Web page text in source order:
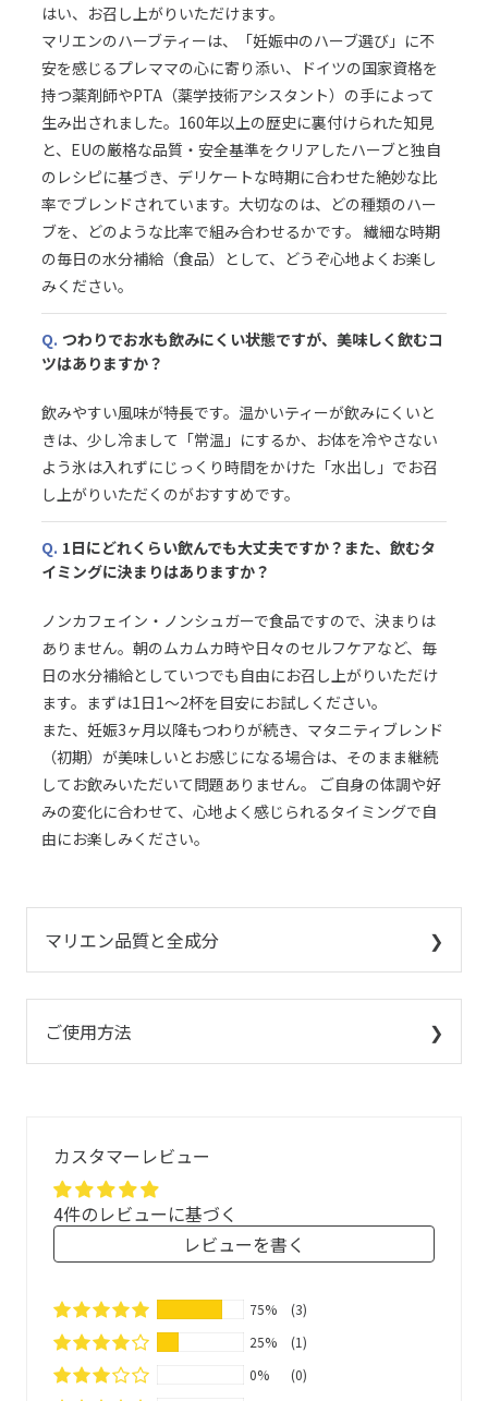
はい、お召し上がりいただけます。
マリエンのハーブティーは、「妊娠中のハーブ選び」に不
安を感じるプレママの心に寄り添い、ドイツの国家資格を
持つ薬剤師やPTA（薬学技術アシスタント）の手によって
生み出されました。160年以上の歴史に裏付けられた知見
と、EUの厳格な品質・安全基準をクリアしたハーブと独自
のレシピに基づき、デリケートな時期に合わせた絶妙な比
率でブレンドされています。大切なのは、どの種類のハー
ブを、どのような比率で組み合わせるかです。 繊細な時期
の毎日の水分補給（食品）として、どうぞ心地よくお楽し
みください。
Q. つわりでお水も飲みにくい状態ですが、美味しく飲むコ
ツはありますか？
飲みやすい風味が特長です。温かいティーが飲みにくいと
きは、少し冷まして「常温」にするか、お体を冷やさない
よう氷は入れずにじっくり時間をかけた「水出し」でお召
し上がりいただくのがおすすめです。
Q. 1日にどれくらい飲んでも大丈夫ですか？また、飲むタ
イミングに決まりはありますか？
ノンカフェイン・ノンシュガーで食品ですので、決まりは
ありません。朝のムカムカ時や日々のセルフケアなど、毎
日の水分補給としていつでも自由にお召し上がりいただけ
ます。まずは1日1〜2杯を目安にお試しください。
また、妊娠3ヶ月以降もつわりが続き、マタニティブレンド
（初期）が美味しいとお感じになる場合は、そのまま継続
してお飲みいただいて問題ありません。 ご自身の体調や好
みの変化に合わせて、心地よく感じられるタイミングで自
由にお楽しみください。
マリエン品質と全成分
ジンジャー
ハーブブレンドティー
格であるPTA(薬学技術アシスタント)と自然療法師が開発、
食品として販売しています。
無酸素、かつ窒素で満たされた環境で紫外線をカットする
ご使用方法
1 ティーバッグ
約95℃のお湯
カスタマーレビュー
4件のレビューに基づく
レビューを書く
75%
(3)
25%
(1)
0%
(0)